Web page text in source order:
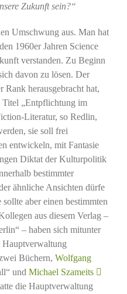
Zukunft sein?“
Umschwung aus. Man hat
1960er Jahren Science
verstanden. Zu Beginn
davon zu lösen. Der
herausgebracht hat,
Titel „Entpflichtung im
Literatur, so Redlin,
sie soll frei
entwickeln, mit Fantasie
Diktat der Kulturpolitik
bestimmter
ähnliche Ansichten dürfe
aber einen bestimmten
aus diesem Verlag –
– haben sich mitunter
Büchern, Wolfgang
und Michael Szameits
die Hauptverwaltung